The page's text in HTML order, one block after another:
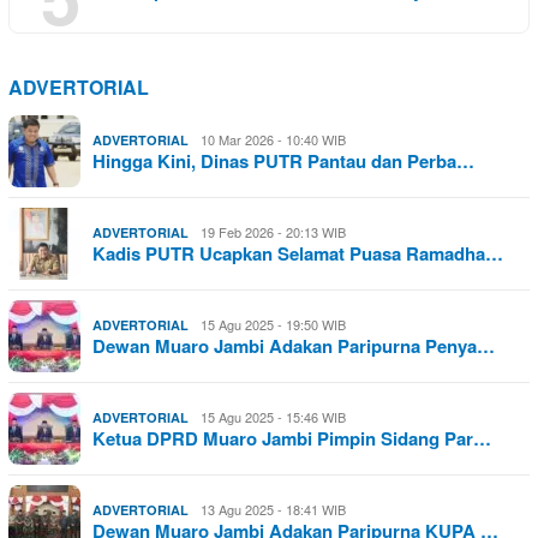
ADVERTORIAL
ADVERTORIAL 10 Mar 2026 - 10:40 WIB
Hingga Kini, Dinas PUTR Pantau dan Perba…
ADVERTORIAL 19 Feb 2026 - 20:13 WIB
Kadis PUTR Ucapkan Selamat Puasa Ramadha…
ADVERTORIAL 15 Agu 2025 - 19:50 WIB
Dewan Muaro Jambi Adakan Paripurna Penya…
ADVERTORIAL 15 Agu 2025 - 15:46 WIB
Ketua DPRD Muaro Jambi Pimpin Sidang Par…
ADVERTORIAL 13 Agu 2025 - 18:41 WIB
Dewan Muaro Jambi Adakan Paripurna KUPA …